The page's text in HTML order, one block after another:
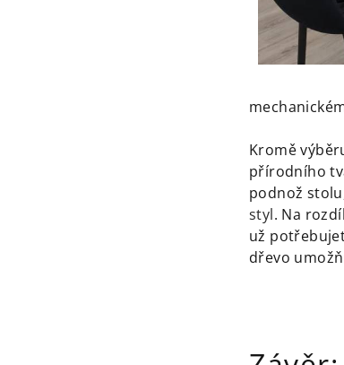
Kromě
přírodního
podnož
styl. Na
už
dřevo